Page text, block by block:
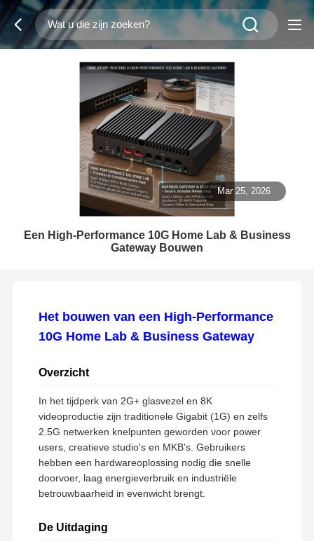
Mar 25, 2026
Een High-Performance 10G Home Lab & Business
Gateway Bouwen
Het bouwen van een High-Performance
10G Home Lab & Business Gateway
Overzicht
In het tijdperk van 2G+ glasvezel en 8K
videoproductie zijn traditionele Gigabit (1G) en zelfs
2.5G netwerken knelpunten geworden voor power
users, creatieve studio's en MKB's. Gebruikers
hebben een hardwareoplossing nodig die snelle
doorvoer, laag energieverbruik en industriële
betrouwbaarheid in evenwicht brengt.
De Uitdaging